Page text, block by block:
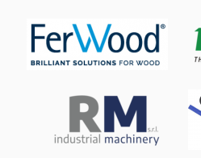
invoerbreedte [mm]: 220 -
Transportafmetingen: 3300mm
x h) - Transportgewicht [kg]:
BTW BTW/marge: BTW
Levering en inruil altijd mogelijk
sectoren Yorick Diebels